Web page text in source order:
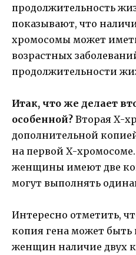
продолжительность
показывают, что
хромосомы может
возрастных
продолжительности
Итак, что же делает
особенной? Вторая Х-
дополнительной
на первой Х-хромосоме.
женщины имеют две
могут выполнять
Интересно отметить,
копия гена может быть
женщин наличие двух